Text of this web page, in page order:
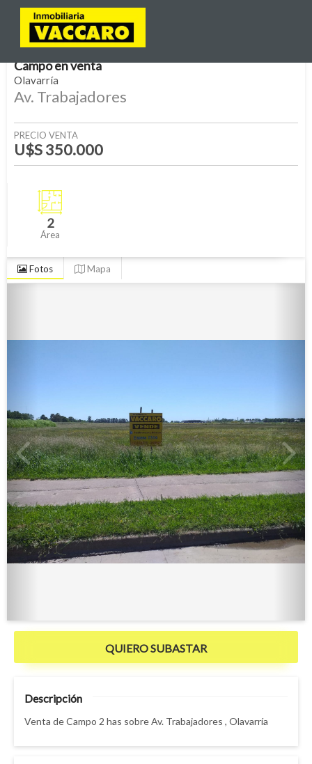
Campoenventa
Olavarría
Av. Trabajadores
PRECIO VENTA
U$S 350.000
2
Área
Fotos Mapa
QUIERO SUBASTAR
Descripción
Venta de Campo 2 has sobre Av. Trabajadores , Olavarría